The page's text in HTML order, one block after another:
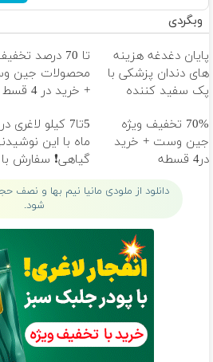
وبگردی
پایان دغدغه هزینه
های دندان پزشکی با
پک سفید کننده
تا 70 درصد
محصولات جین
+ خرید در 4 قسط
70% تخفیف ویژه
جین وست + خرید
در4 قسطه
5تا7 کیلو لاغری
ماه با این
گیاهی❗ سفارش با
نصف قیمت🔥
دانلود از ملودی مانیا نیم بها و نصف
شود.